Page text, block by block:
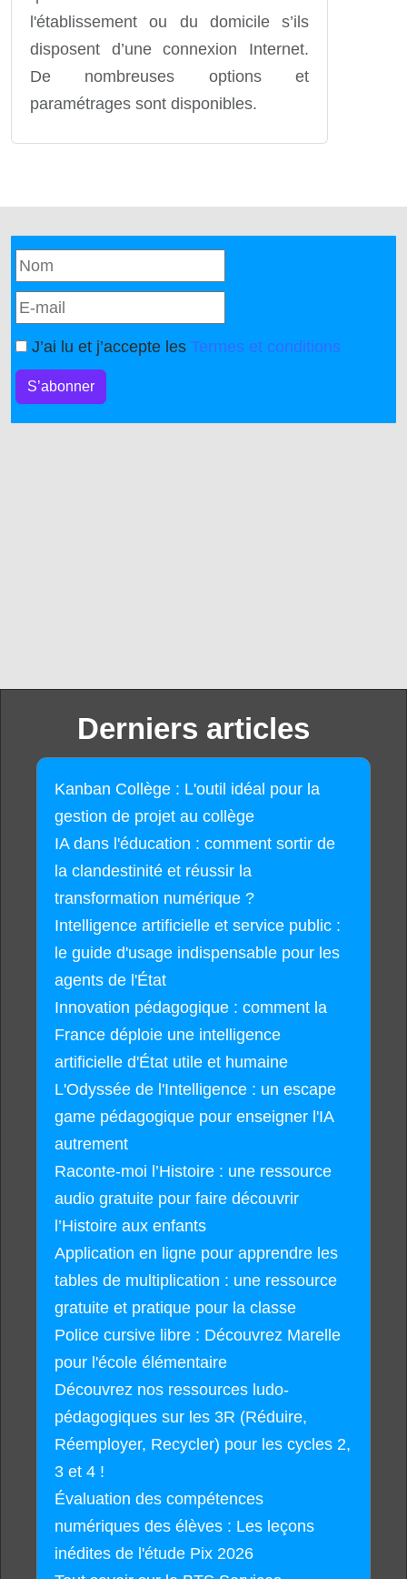
l'établissement ou du domicile s’ils
disposent d’une connexion Internet.
De nombreuses options et
paramétrages sont disponibles.
J’ai lu et j’accepte les Termes et conditions
S’abonner
Derniers articles
Kanban Collège : L'outil idéal pour la
gestion de projet au collège
IA dans l'éducation : comment sortir de
la clandestinité et réussir la
transformation numérique ?
Intelligence artificielle et service public :
le guide d'usage indispensable pour les
agents de l'État
Innovation pédagogique : comment la
France déploie une intelligence
artificielle d'État utile et humaine
L'Odyssée de l'Intelligence : un escape
game pédagogique pour enseigner l'IA
autrement
Raconte-moi l’Histoire : une ressource
audio gratuite pour faire découvrir
l’Histoire aux enfants
Application en ligne pour apprendre les
tables de multiplication : une ressource
gratuite et pratique pour la classe
Police cursive libre : Découvrez Marelle
pour l'école élémentaire
Découvrez nos ressources ludo-
pédagogiques sur les 3R (Réduire,
Réemployer, Recycler) pour les cycles 2,
3 et 4 !
Évaluation des compétences
numériques des élèves : Les leçons
inédites de l'étude Pix 2026